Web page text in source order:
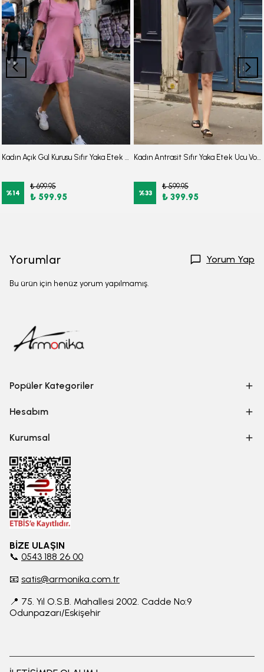
%14
₺ 699.95
₺ 599.95 %33
₺ 599.95
₺ 399.95
Yorumlar Yorum Yap
Bu ürün için henüz yorum yapılmamış.
Popüler Kategoriler
Hesabım
Kurumsal
BİZE ULAŞIN
📞 0543 188 26 00
📧 satis@armonika.com.tr
📍 75. Yıl O.S.B. Mahallesi 2002. Cadde No:9
Odunpazarı/Eskişehir